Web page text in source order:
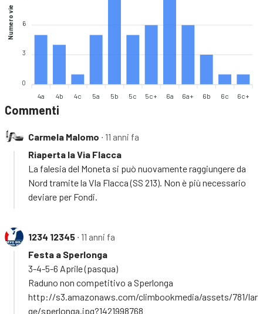
6
3
0
Numero vie
4a 4b 4c 5a 5b 5c 5c+ 6a 6a+ 6b 6c 6c+
Commenti
Carmela Malomo ∙ 11 anni fa
Riaperta la Via Flacca
La falesia del Moneta si può nuovamente raggiungere da
Nord tramite la VIa Flacca (SS 213). Non è più necessario
deviare per Fondi.
1234 12345 ∙ 11 anni fa
Festa a Sperlonga
3-4-5-6 Aprile (pasqua)
Raduno non competitivo a Sperlonga
http://s3.amazonaws.com/climbookmedia/assets/781/lar
ge/sperlonga.jpg?1421998768